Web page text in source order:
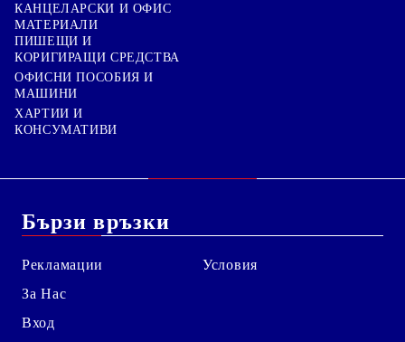
КАНЦЕЛАРСКИ И ОФИС
МАТЕРИАЛИ
ПИШЕЩИ И
КОРИГИРАЩИ СРЕДСТВА
ОФИСНИ ПОСОБИЯ И
МАШИНИ
ХАРТИИ И
КОНСУМАТИВИ
Бързи връзки
Рекламации
За Нас
Вход
Условия